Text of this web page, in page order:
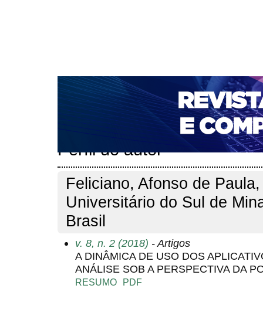
CAPA SOBRE ACESSO CADASTRO
NOTÍCIAS
PORTAL DE REVISTAS DA UNIFACS
PARA AVALIADORES
NOVA SUBMISSÃO
Perfil do autor
Feliciano, Afonso de
Universitário do Sul de
Brasil
v. 8, n. 2 (2018) - Artigos
A DINÂMICA DE USO DOS
ANÁLISE SOB A PERSPECTIVA DA
RESUMO PDF